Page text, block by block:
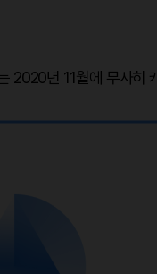
2020년 11월에 무사히